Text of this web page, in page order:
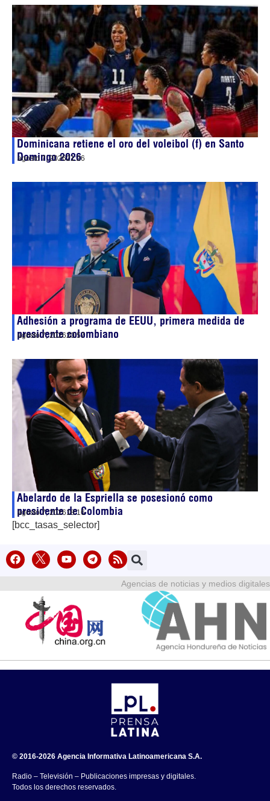
Dominicana retiene el oro del voleibol (f) en Santo
Domingo 2026
agosto 7, 202621:26
Adhesión a programa de EEUU, primera medida de
presidente colombiano
agosto 7, 202620:57
Abelardo de la Espriella se posesionó como
presidente de Colombia
agosto 7, 202618:16
[bcc_tasas_selector]
Agencias de noticias y medios digitales
© 2016-2026 Agencia Informativa Latinoamericana S.A.
Radio – Televisión – Publicaciones impresas y digitales.
Todos los derechos reservados.